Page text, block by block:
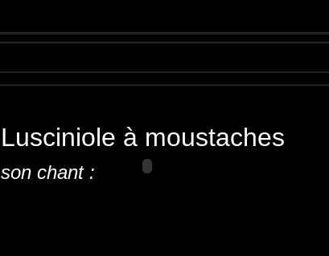
Lusciniole à moustaches
son chant :